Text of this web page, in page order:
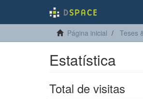
Página inicial Teses
Estatística
Total de visitas